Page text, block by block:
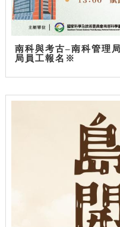
南科與考古–南科管理
局員工報名※